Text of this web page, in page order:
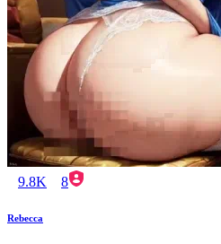
9.8K 8
Rebecca